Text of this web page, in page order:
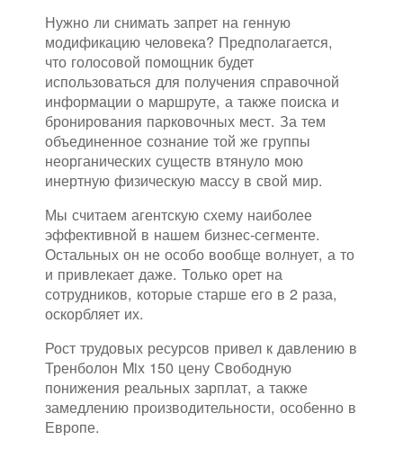
Нужно ли снимать запрет на генную
модификацию человека? Предполагается,
что голосовой помощник будет
использоваться для получения справочной
информации о маршруте, а также поиска и
бронирования парковочных мест. За тем
объединенное сознание той же группы
неорганических существ втянуло мою
инертную физическую массу в свой мир.
Мы считаем агентскую схему наиболее
эффективной в нашем бизнес-сегменте.
Остальных он не особо вообще волнует, а то
и привлекает даже. Только орет на
сотрудников, которые старше его в 2 раза,
оскорбляет их.
Рост трудовых ресурсов привел к давлению в
Тренболон Mix 150 цену Свободную
понижения реальных зарплат, а также
замедлению производительности, особенно в
Европе.